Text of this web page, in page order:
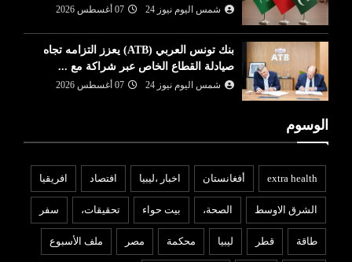
شمس اليوم نيوز 24 07 أغسطس 2026
بنك تونس العربي (ATB) يعزز التزامه تجاه
صيادلة القطاع الخاص عبر شراكة مع ...
شمس اليوم نيوز 24 07 أغسطس 2026
الوسوم
extra health أفغانستان اخبار ،ليبيا افتصاد افريقيا
الشرق الاوسط الصحة، بيت حواء تحقيقات، سفر
طاقة قطر ليبيا محكمة مصر ملف الأسبوع